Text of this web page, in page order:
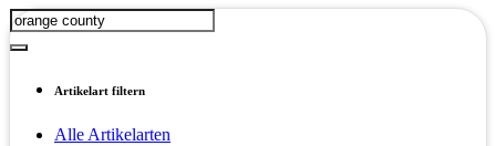
Artikelart filtern
Alle Artikelarten